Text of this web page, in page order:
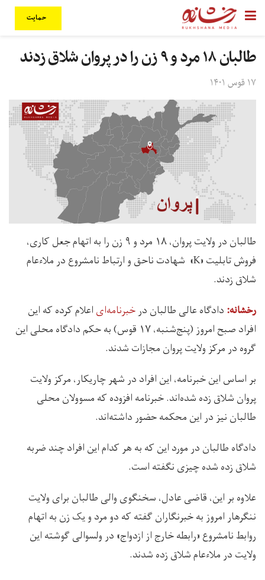
حمایت
طالبان ۱۸ مرد و ۹ زن را در پروان شلاق زدند
۱۷ قوس ۱۴۰۱
طالبان در ولایت پروان، ۱۸ مرد و ۹ زن را به اتهام جعل کاری،
فروش تابلیت «K» شهادت ناحق و ارتباط نامشروع در ملاءعام
شلاق زدند.
رخشانه: دادگاه عالی طالبان درخبرنامه‌ایاعلام کرده که این
افراد صبح امروز (پنج‌شنبه، ۱۷ قوس) به حکم دادگاه محلی این
گروه در مرکز ولایت پروان مجازات شدند.
بر اساس این خبرنامه، این افراد در شهر چاریکار، مرکز ولایت
پروان شلاق زده شده‌اند. خبرنامه افزوده که مسوولان محلی
طالبان نیز در این محکمه حضور داشته‌اند.
دادگاه طالبان در مورد این که به هر کدام این افراد چند ضربه
شلاق زده شده چیزی نگفته است.
علاوه بر این، قاضی عادل، سخنگوی والی طالبان برای ولایت
ننگرهار امروز به خبرنگاران گفته که دو مرد و یک زن به اتهام
روابط نامشروع «رابطه خارج از ازدواج» در ولسوالی گوشته این
ولایت در ملاءعام شلاق زده شدند.